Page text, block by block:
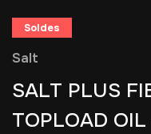
Soldes
Salt
SALT PLUS
TOPLOAD